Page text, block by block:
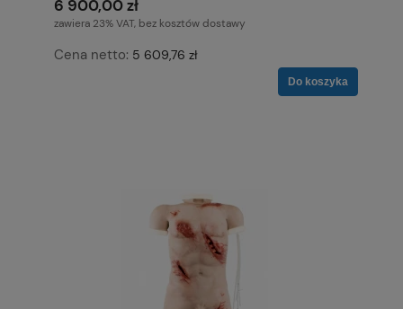
6 900,00 zł
zawiera 23% VAT, bez kosztów dostawy
Cena netto: 5 609,76 zł
Do koszyka